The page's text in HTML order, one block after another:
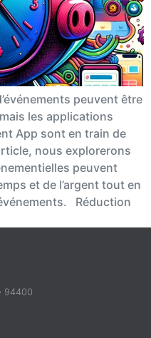
peuvent être
les applications
App sont en train de
nous explorerons
peuvent
et de l’argent tout en
Réduction
94400